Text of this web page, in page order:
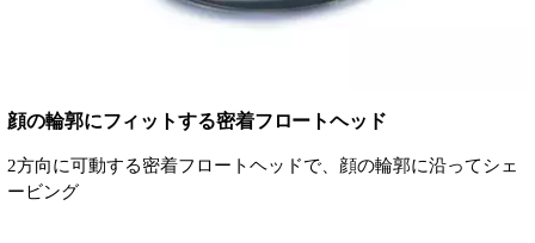
顔の輪郭にフィットする密着フロートヘッド
2方向に可動する密着フロートヘッドで、顔の輪郭に沿ってシェ
ービング